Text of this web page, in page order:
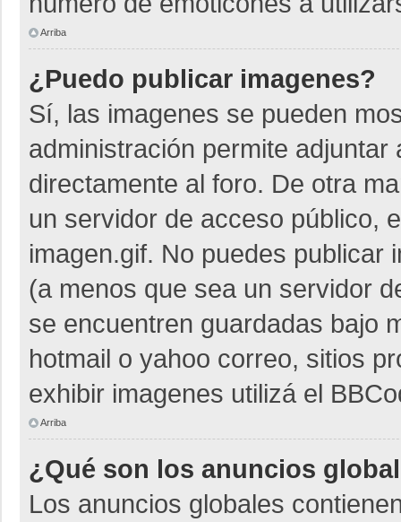
Arriba
¿Puedo publicar imagenes?
Sí, las imagenes se pueden
administración permite
directamente al foro. De otra
un servidor de acceso público,
imagen.gif. No puedes publicar
(a menos que sea un servidor
se encuentren guardadas bajo
hotmail o yahoo correo, sitios
exhibir imagenes utilizá el
Arriba
¿Qué son los anuncios
Los anuncios globales